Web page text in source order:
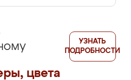
цвета
УЗНАТЬ
ПОДРОБНОСТИ